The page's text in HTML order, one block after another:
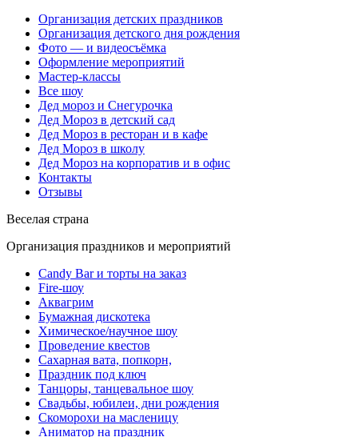
Организация детских праздников
Организация детского дня рождения
Фото — и видеосъёмка
Оформление мероприятий
Мастер-классы
Все шоу
Дед мороз и Снегурочка
Дед Мороз в детский сад
Дед Мороз в ресторан и в кафе
Дед Мороз в школу
Дед Мороз на корпоратив и в офис
Контакты
Отзывы
Веселая страна
Организация праздников и мероприятий
Candy Bar и торты на заказ
Fire-шоу
Аквагрим
Бумажная дискотека
Химическое/научное шоу
Проведение квестов
Сахарная вата, попкорн,
Праздник под ключ
Танцоры, танцевальное шоу
Свадьбы, юбилеи, дни рождения
Скоморохи на масленицу
Аниматор на праздник